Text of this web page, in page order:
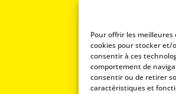
Pour offrir les
cookies pour stocker et/
consentir à ces
comportement de
consentir ou de retirer
caractéristiques et
Mentions
Politique